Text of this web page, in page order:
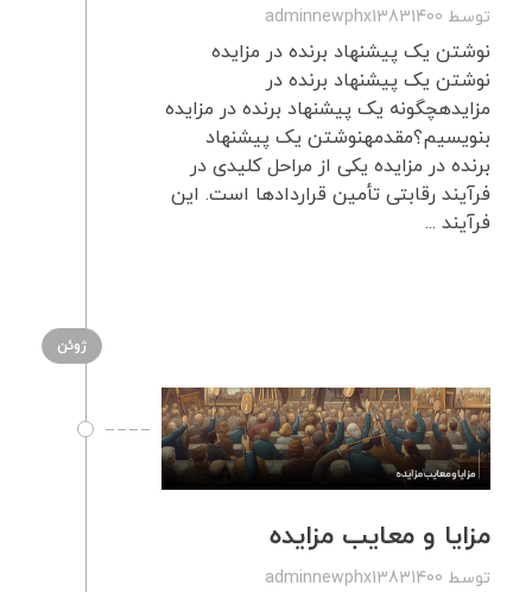
توسط adminnewphx13831400
نوشتن یک پیشنهاد برنده در مزایده
نوشتن یک پیشنهاد برنده در
مزایدهچگونه یک پیشنهاد برنده در مزایده
بنویسیم؟مقدمهنوشتن یک پیشنهاد
برنده در مزایده یکی از مراحل کلیدی در
فرآیند رقابتی تأمین قراردادها است. این
فرآیند ...
ژوئن
مزایا و معایب مزایده
توسط adminnewphx13831400